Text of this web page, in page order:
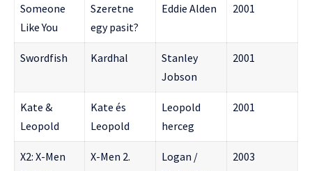
Someone
Like You
Szeretne
egy pasit?
Eddie Alden 2001
Swordfish Kardhal
Stanley
Jobson
2001
Kate &
Leopold
Kate és
Leopold
Leopold
herceg
2001
X2: X-Men
X-Men 2.
Logan /
2003